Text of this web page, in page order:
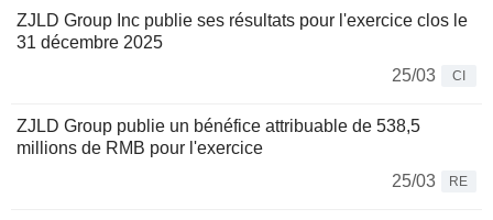
ZJLD Group Inc publie ses résultats pour l'exercice clos le
31 décembre 2025
25/03
CI
ZJLD Group publie un bénéfice attribuable de 538,5
millions de RMB pour l'exercice
25/03
RE